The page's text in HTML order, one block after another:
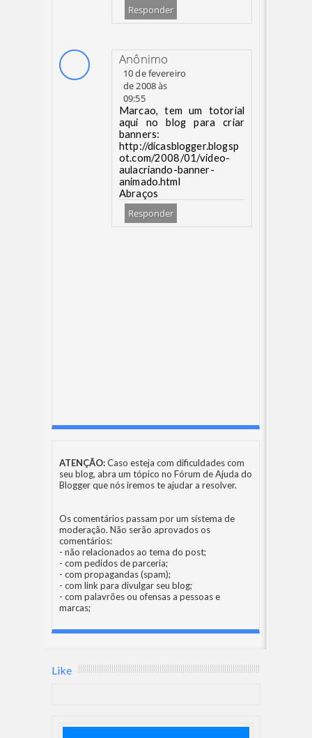
Responder
Anônimo
10 de fevereiro
de 2008 às
09:55
Marcao, tem um totorial
aqui no blog para criar
banners:
http://dicasblogger.blogsp
ot.com/2008/01/video-
aulacriando-banner-
animado.html
Abraços
Responder
ATENÇÃO:Caso esteja com dificuldades com
seu blog, abra um tópico no Fórum de Ajuda do
Bloggerque nós iremos te ajudar a resolver.
Os comentários passam por um sistema de
moderação. Não serão aprovados os
comentários:
- não relacionados ao tema do post;
- com pedidos de parceria;
- com propagandas (spam);
- com link para divulgar seu blog;
- com palavrões ou ofensas a pessoas e
marcas;
Like